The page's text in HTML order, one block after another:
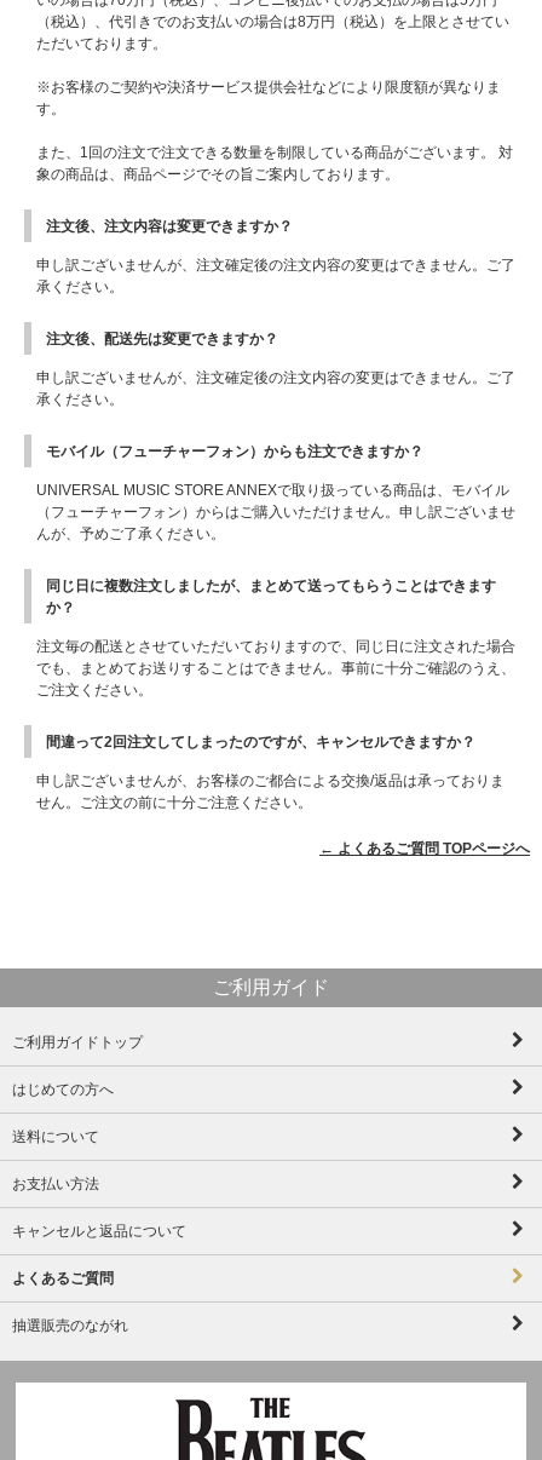
（税込）、代引きでのお支払いの場合は8万円（税込）を上限とさせてい
ただいております。
※お客様のご契約や決済サービス提供会社などにより限度額が異なりま
す。
また、1回の注文で注文できる数量を制限している商品がございます。 対
象の商品は、商品ページでその旨ご案内しております。
注文後、注文内容は変更できますか？
申し訳ございませんが、注文確定後の注文内容の変更はできません。ご了
承ください。
注文後、配送先は変更できますか？
申し訳ございませんが、注文確定後の注文内容の変更はできません。ご了
承ください。
モバイル（フューチャーフォン）からも注文できますか？
UNIVERSAL MUSIC STORE ANNEXで取り扱っている商品は、モバイル
（フューチャーフォン）からはご購入いただけません。申し訳ございませ
んが、予めご了承ください。
同じ日に複数注文しましたが、まとめて送ってもらうことはできます
か？
注文毎の配送とさせていただいておりますので、同じ日に注文された場合
でも、まとめてお送りすることはできません。事前に十分ご確認のうえ、
ご注文ください。
間違って2回注文してしまったのですが、キャンセルできますか？
申し訳ございませんが、お客様のご都合による交換/返品は承っておりま
せん。ご注文の前に十分ご注意ください。
← よくあるご質問 TOPページへ
ご利用ガイド
ご利用ガイドトップ
はじめての方へ
送料について
お支払い方法
キャンセルと返品について
よくあるご質問
抽選販売のながれ